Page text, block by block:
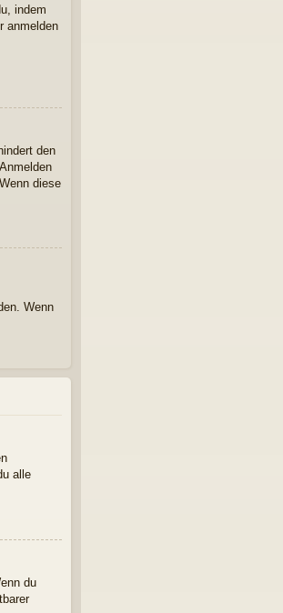
indem
anmelden
den
diese
Wenn
alle
du